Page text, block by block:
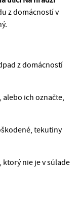
z domácností v
z domácností
ich označte,
tekutiny
nie je v súlade